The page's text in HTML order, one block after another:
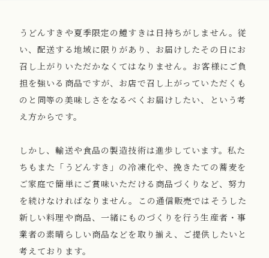
うどんすきや夏季限定の鱧すきは日持ちがしません。従
い、配送する地域に限りがあり、お届けしたその日にお
召し上がりいただかなくてはなりません。お客様にご負
担を強いる商品ですが、お店で召し上がっていただくも
のと同等の美味しさをなるべくお届けしたい、という考
え方からです。
しかし、輸送や食品の製造技術は進歩しています。私た
ちもまた「うどんすき」の冷凍化や、挽きたての蕎麦を
ご家庭で簡単にご賞味いただける商品づくりなど、努力
を続けなければなりません。この通信販売ではそうした
新しい料理や商品、一緒にものづくりを行う生産者・事
業者の素晴らしい商品などを取り揃え、ご提供したいと
考えております。